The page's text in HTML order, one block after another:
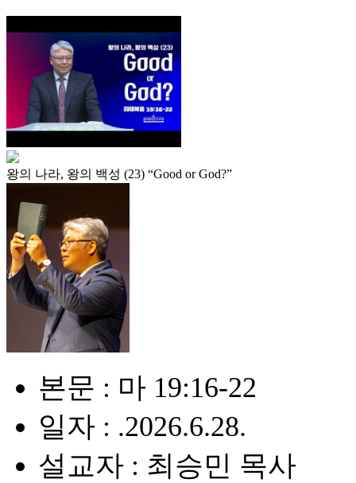
왕의 나라, 왕의 백성 (23) “Good or God?”
본문 : 마 19:16-22
일자 : .2026.6.28.
설교자 : 최승민 목사